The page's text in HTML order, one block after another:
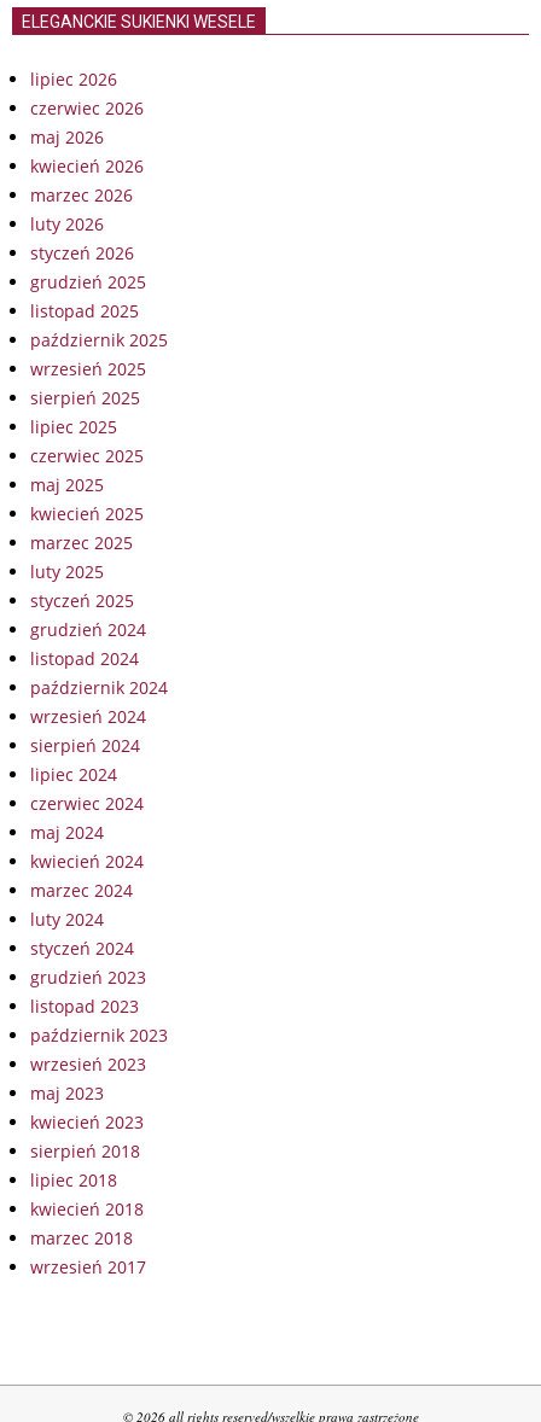
ELEGANCKIE SUKIENKI WESELE
lipiec 2026
czerwiec 2026
maj 2026
kwiecień 2026
marzec 2026
luty 2026
styczeń 2026
grudzień 2025
listopad 2025
październik 2025
wrzesień 2025
sierpień 2025
lipiec 2025
czerwiec 2025
maj 2025
kwiecień 2025
marzec 2025
luty 2025
styczeń 2025
grudzień 2024
listopad 2024
październik 2024
wrzesień 2024
sierpień 2024
lipiec 2024
czerwiec 2024
maj 2024
kwiecień 2024
marzec 2024
luty 2024
styczeń 2024
grudzień 2023
listopad 2023
październik 2023
wrzesień 2023
maj 2023
kwiecień 2023
sierpień 2018
lipiec 2018
kwiecień 2018
marzec 2018
wrzesień 2017
© 2026 all rights reserved/wszelkie prawa zastrzeżone